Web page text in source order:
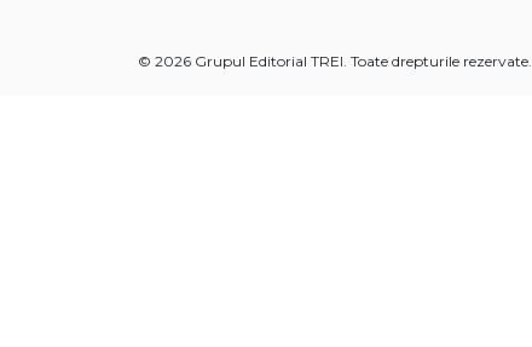
© 2026 Grupul Editorial TREI. Toate drepturile rezervate.